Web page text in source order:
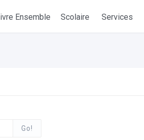
Ensemble Scolaire Services
Go!